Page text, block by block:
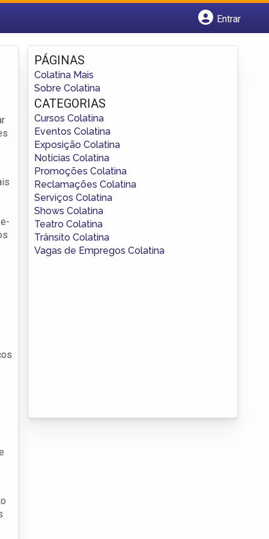
Entrar
Fazer login
Criar conta
PÁGINAS
Colatina Mais
Sobre Colatina
CATEGORIAS
Cursos Colatina
Eventos Colatina
Exposição Colatina
Notícias Colatina
Promoções Colatina
Reclamações Colatina
Serviços Colatina
Shows Colatina
Teatro Colatina
Trânsito Colatina
Vagas de Empregos Colatina